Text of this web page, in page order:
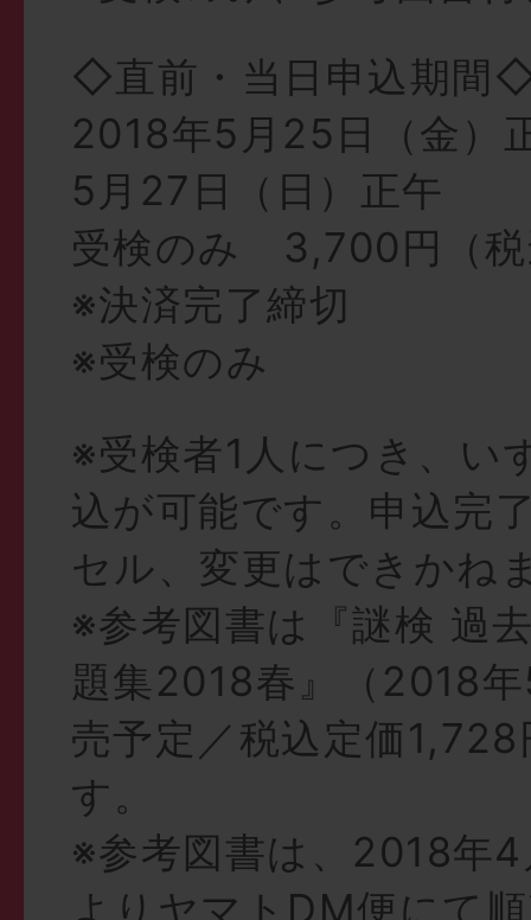
◇直前・当日申込期間
2018年5月25日（金）
5月27日（日）正午
受検のみ 3,700円（税
※決済完了締切
※受検のみ
※受検者1人につき、い
込が可能です。申込完
セル、変更はできかね
※参考図書は『謎検 過
題集2018春』（2018
売予定／税込定価
す。
※参考図書は、2018年
よりヤマトDM便にて